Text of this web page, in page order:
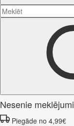
Nesenie meklējumi
Piegāde no 4,99€